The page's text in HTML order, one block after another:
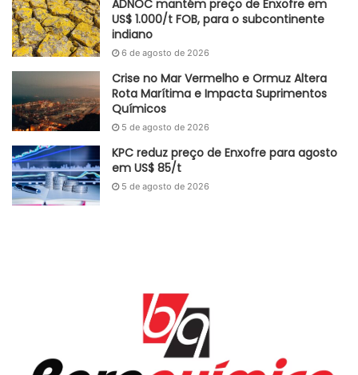
níveis de 2021, disse a IEA.
Fonte Bangkok Post
Etiquetas china Gás GNL
União Europeia
ADNOC mantém preço de Enxofre em
US$ 1.000/t FOB, para o subcontinente
indiano
6 de agosto de 2026
Crise no Mar Vermelho e Ormuz Altera
Rota Marítima e Impacta Suprimentos
Químicos
5 de agosto de 2026
KPC reduz preço de Enxofre para agosto
em US$ 85/t
5 de agosto de 2026